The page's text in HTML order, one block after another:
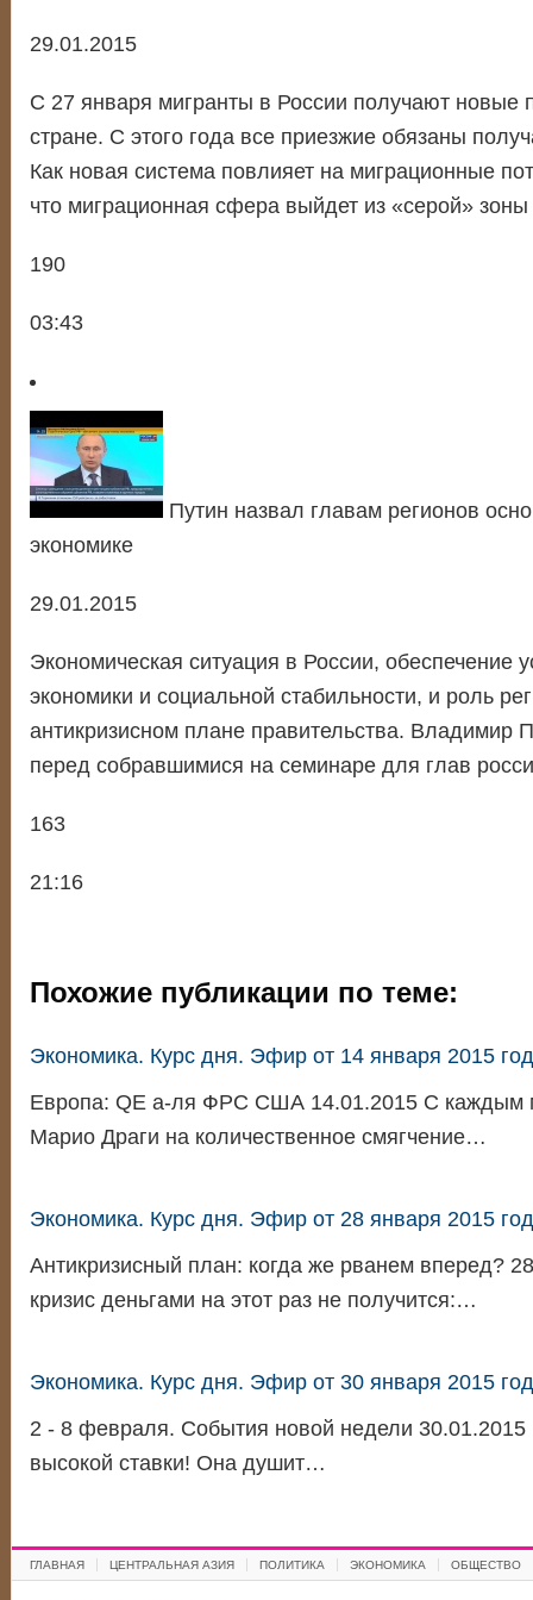
29.01.2015
С 27 января мигранты в России получают новые
стране. С этого года все приезжие обязаны
Как новая система повлияет на миграционные
что миграционная сфера выйдет из «серой» зоны
190
03:43
Путин назвал главам регионов
экономике
29.01.2015
Экономическая ситуация в России, обеспечение
экономики и социальной стабильности, и роль
антикризисном плане правительства. Владимир
перед собравшимися на семинаре для глав
163
21:16
Похожие публикации по теме:
Экономика. Курс дня. Эфир от 14 января 2015
Европа: QE а-ля ФРС США 14.01.2015 С каждым
Марио Драги на количественное смягчение…
Экономика. Курс дня. Эфир от 28 января 2015
Антикризисный план: когда же рванем вперед?
кризис деньгами на этот раз не получится:…
Экономика. Курс дня. Эфир от 30 января 2015
2 - 8 февраля. События новой недели
высокой ставки! Она душит…
ГЛАВНАЯ ЦЕНТРАЛЬНАЯ АЗИЯ ПОЛИТИКА ЭКОНОМИКА ОБЩЕСТВО